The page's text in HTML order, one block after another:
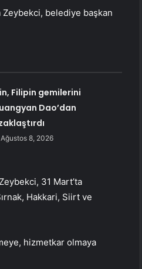
Zeybekci, belediye başkan
Filipin gemilerini
Dao’dan
Ağustos 8, 2026
31 Mart’ta
Hakkari, Siirt ve
hizmetkar olmaya